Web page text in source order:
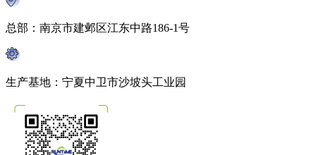
总部：南京市建邺区江东中路186-1号
生产基地：宁夏中卫市沙坡头工业园